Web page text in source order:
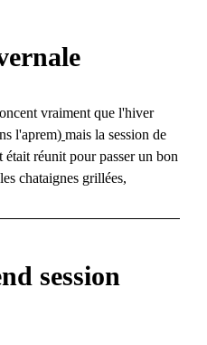
vraiment que l'hiver
l'aprem) mais la session de
réunit pour passer un bon
chataignes grillées,
session